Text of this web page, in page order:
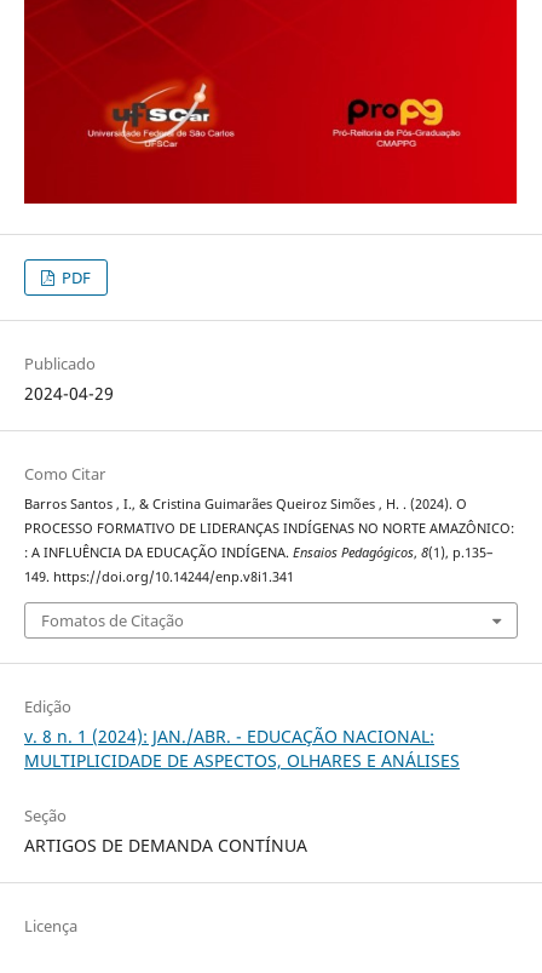
PDF
Publicado
2024-04-29
Como Citar
Barros Santos , I., & Cristina Guimarães Queiroz Simões , H. . (2024). O
PROCESSO FORMATIVO DE LIDERANÇAS INDÍGENAS NO NORTE AMAZÔNICO:
: A INFLUÊNCIA DA EDUCAÇÃO INDÍGENA. Ensaios Pedagógicos, 8(1), p.135–
149. https://doi.org/10.14244/enp.v8i1.341
Fomatos de Citação
Edição
v. 8 n. 1 (2024): JAN./ABR. - EDUCAÇÃO NACIONAL:
MULTIPLICIDADE DE ASPECTOS, OLHARES E ANÁLISES
Seção
ARTIGOS DE DEMANDA CONTÍNUA
Licença